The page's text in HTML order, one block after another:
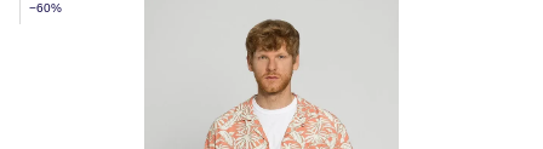
−60%